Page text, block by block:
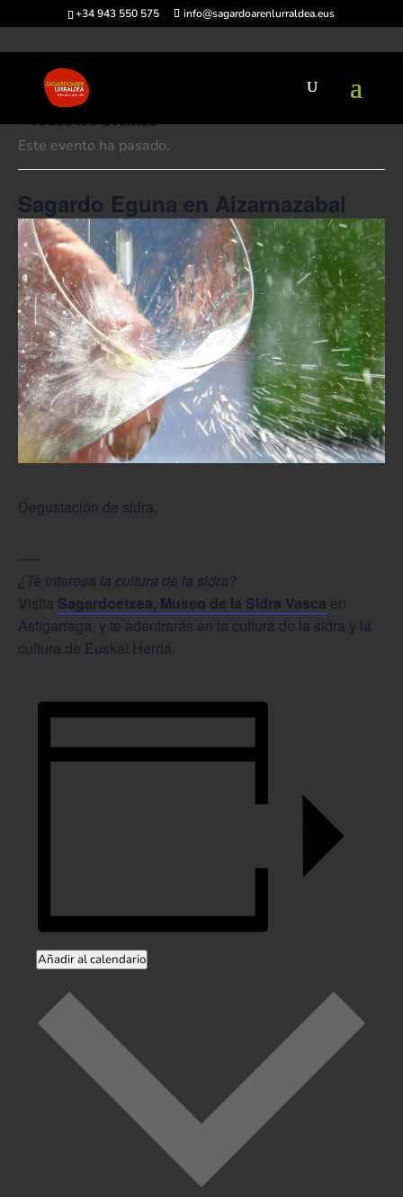
+34 943 550 575 info@sagardoarenlurraldea.eus
« Todos los Eventos
Este evento ha pasado.
Sagardo Eguna en Aizarnazabal
Degustación de sidra.
—–
¿Te interesa la cultura de la sidra?
Visita Sagardoetxea, Museo de la Sidra Vasca en
Astigarraga, y te adentrarás en la cultura de la sidra y la
cultura de Euskal Herria.
Añadir al calendario